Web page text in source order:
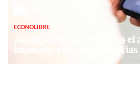
ECONOLIBRE
Así impactará tus finanzas el
impuesto a las